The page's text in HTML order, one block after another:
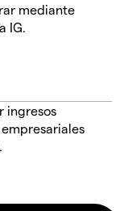
mediante
IG.
ingresos